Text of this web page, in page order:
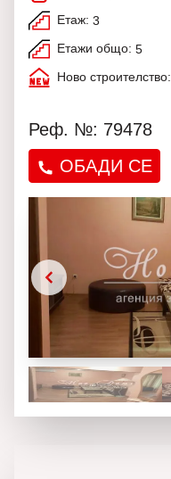
Етаж: 3
Етажи общо: 5
Ново строителство:
Реф. №: 79478
ОБАДИ СЕ